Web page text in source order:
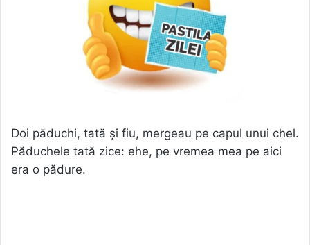
Doi păduchi, tată și fiu, mergeau pe capul unui chel.
Păduchele tată zice: ehe, pe vremea mea pe aici
era o pădure.